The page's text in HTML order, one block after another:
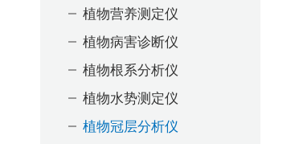
植物营养测定仪
植物病害诊断仪
植物根系分析仪
植物水势测定仪
植物冠层分析仪